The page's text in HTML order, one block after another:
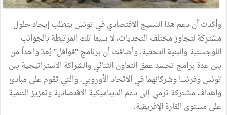
وأكدت أن دعم هذا النسيج الاقتصادي في تونس يتطلب إيجاد حلول
مشتركة لتجاوز مختلف التحديات، لا سيما تلك المرتبطة بالجوانب
اللوجستية والبنية التحتية. وأضافت أن برنامج "قوافل" يُعدّ واحداً من
بين عدة برامج تجسد عمق التعاون الثنائي والشراكة الاستراتيجية بين
تونس وفرنسا وشركائهما في الاتحاد الأوروبي، والتي تقوم على مبادئ
وأهداف مشتركة ترمي إلى دعم الديناميكية الاقتصادية وتعزيز التنمية
على مستوى القارة الإفريقية.